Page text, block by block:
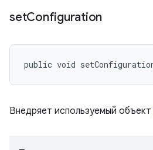
setConfiguration
public void
Внедряет используемый объект